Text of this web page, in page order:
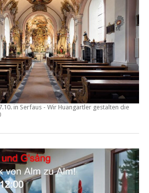
in Serfaus - Wir Huangartler gestalten die